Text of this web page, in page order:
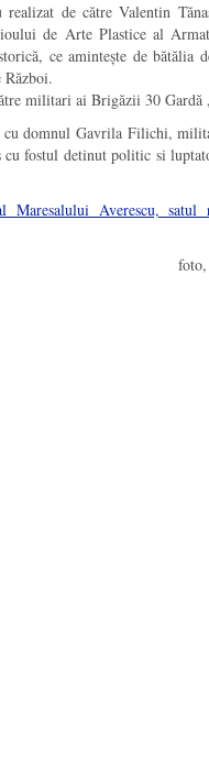
realizat de către Valentin
de Arte Plastice al
ce amintește de bătălia
militari ai Brigăzii 30 Gardă
cu domnul Gavrila Filichi,
fostul detinut politic si
Maresalului Averescu,